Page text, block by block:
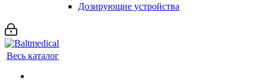
Дозирующие устройства
Весь каталог